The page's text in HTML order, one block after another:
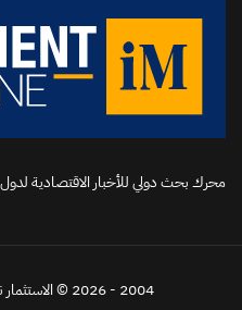
محرك بحث دولي للأخبار الاقتصادية لدول
2004 - 2026 © الاستثمار نت - جميع الحقوق محفوظة